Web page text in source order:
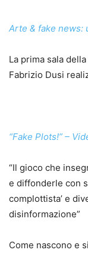
Arte & fake news:
La prima sala
Fabrizio Dusi
“Fake Plots!” –
“Il gioco che
e diffonderle con
complottista’ e
disinformazione”
Come nascono e